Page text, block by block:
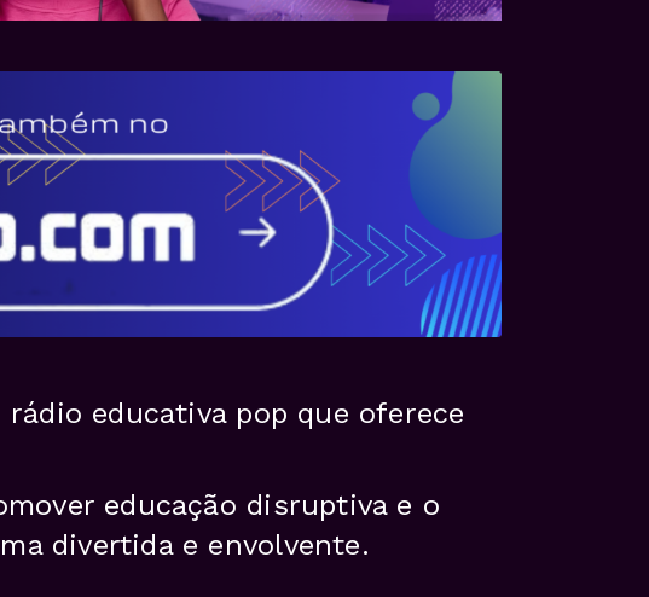
educativa pop que oferece
educação disruptiva e o
divertida e envolvente.